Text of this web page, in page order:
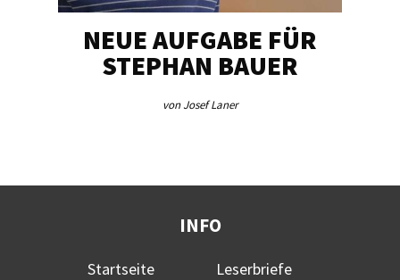
NEUE AUFGABE FÜR
STEPHAN BAUER
von Josef Laner
INFO
Startseite
Leserbriefe